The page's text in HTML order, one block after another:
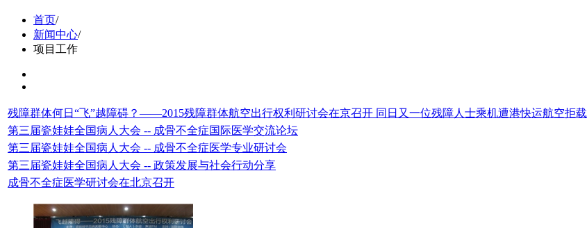
首页/
新闻中心/
项目工作
残障群体何日“飞”越障碍？——2015残障群体航空出行权利研讨会在京召开 同日又一位残障人士乘机遭港快运航空拒载
第三届瓷娃娃全国病人大会 -- 成骨不全症国际医学交流论坛
第三届瓷娃娃全国病人大会 -- 成骨不全症医学专业研讨会
第三届瓷娃娃全国病人大会 -- 政策发展与社会行动分享
成骨不全症医学研讨会在北京召开